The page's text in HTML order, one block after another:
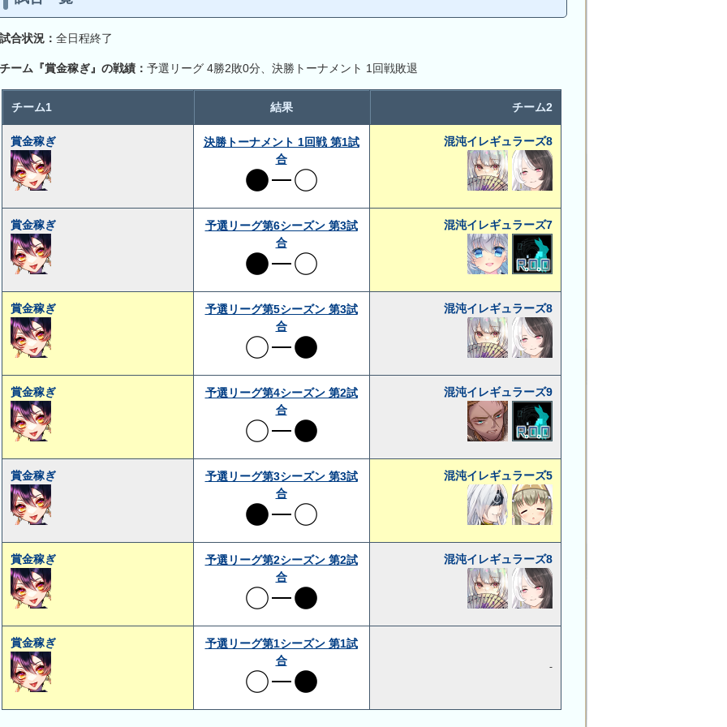
試合状況： 全日程終了
チーム『賞金稼ぎ』の戦績： 予選リーグ 4勝2敗0分、決勝トーナメント 1回戦敗退
チーム1 結果 チーム2
賞金稼ぎ
決勝トーナメント 1回戦 第1試
合
混沌イレギュラーズ8
賞金稼ぎ
予選リーグ第6シーズン 第3試
合
混沌イレギュラーズ7
賞金稼ぎ
予選リーグ第5シーズン 第3試
合
混沌イレギュラーズ8
賞金稼ぎ
予選リーグ第4シーズン 第2試
合
混沌イレギュラーズ9
賞金稼ぎ
予選リーグ第3シーズン 第3試
合
混沌イレギュラーズ5
賞金稼ぎ
予選リーグ第2シーズン 第2試
合
混沌イレギュラーズ8
賞金稼ぎ
予選リーグ第1シーズン 第1試
合
-